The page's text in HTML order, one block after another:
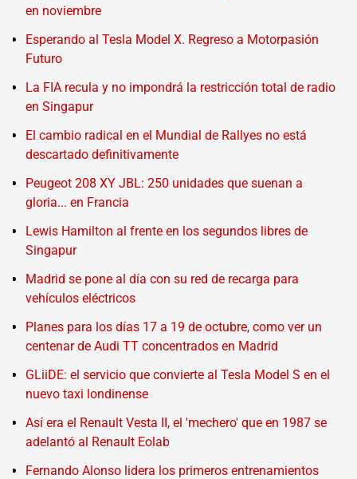
en noviembre
Esperando al Tesla Model X. Regreso a Motorpasión
Futuro
La FIA recula y no impondrá la restricción total de radio
en Singapur
El cambio radical en el Mundial de Rallyes no está
descartado definitivamente
Peugeot 208 XY JBL: 250 unidades que suenan a
gloria... en Francia
Lewis Hamilton al frente en los segundos libres de
Singapur
Madrid se pone al día con su red de recarga para
vehículos eléctricos
Planes para los días 17 a 19 de octubre, como ver un
centenar de Audi TT concentrados en Madrid
GLiiDE: el servicio que convierte al Tesla Model S en el
nuevo taxi londinense
Así era el Renault Vesta II, el 'mechero' que en 1987 se
adelantó al Renault Eolab
Fernando Alonso lidera los primeros entrenamientos